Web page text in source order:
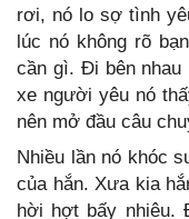
rơi, nó lo sợ tình
lúc nó không rõ
cần gì. Đi bên
xe người yêu nó
nên mở đầu câu
Nhiều lần nó khóc
của hắn. Xưa kia
hời hợt bấy nhiêu.